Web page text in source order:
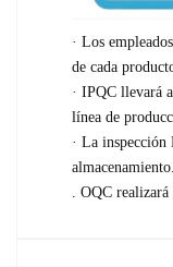
· Los
de cada
· IPQC llevará
línea de
· La inspección
almacenamiento.
. OQC